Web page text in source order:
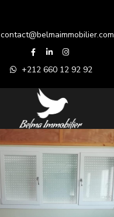
contact@belmaimmobilier.com
+212 660 12 92 92